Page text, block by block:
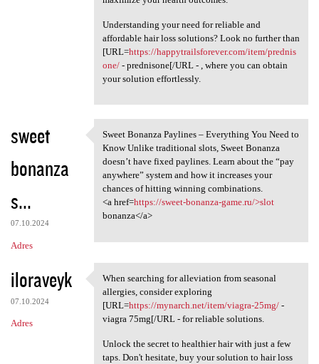
Understanding your need for reliable and
affordable hair loss solutions? Look no further than
[URL=https://happytrailsforever.com/item/prednis
one/- prednisone[/URL - , where you can obtain
your solution effortlessly.
sweet
bonanza
s...
07.10.2024
Adres
Sweet Bonanza Paylines –
Sweet Bonanza Paylines – Everything You Need to
Know Unlike traditional slots, Sweet Bonanza
doesn’t have fixed paylines. Learn about the “pay
anywhere” system and how it increases your
chances of hitting winning combinations.
<a href=https://sweet-bonanza-game.ru/>slot
bonanza</a>
iloraveyk
07.10.2024
Adres
When searching for
When searching for alleviation from seasonal
allergies, consider exploring
[URL=https://mynarch.net/item/viagra-25mg/-
viagra 75mg[/URL - for reliable solutions.
Unlock the secret to healthier hair with just a few
taps. Don't hesitate, buy your solution to hair loss